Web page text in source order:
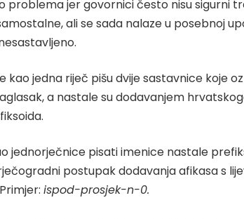
problema jer govornici često nisu sigurni
ali se sada nalaze u posebnoj
kao jedna riječ pišu dvije sastavnice koje
a nastale su dodavanjem
jednorječnice pisati imenice nastale
postupak dodavanja afikasa s
ispod-prosjek-n-0.